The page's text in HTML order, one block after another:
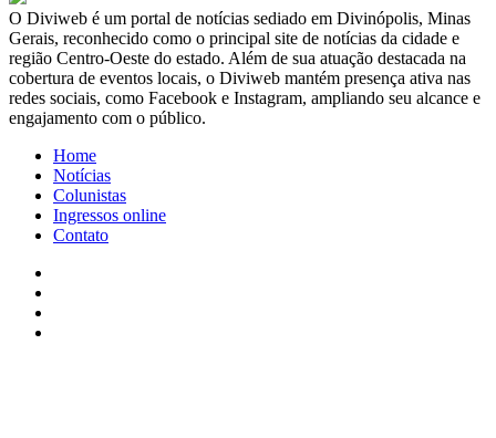
​O Diviweb é um portal de notícias sediado em Divinópolis, Minas
Gerais, reconhecido como o principal site de notícias da cidade e
região Centro-Oeste do estado. Além de sua atuação destacada na
cobertura de eventos locais, o Diviweb mantém presença ativa nas
redes sociais, como Facebook e Instagram, ampliando seu alcance e
engajamento com o público.
Home
Notícias
Colunistas
Ingressos online
Contato